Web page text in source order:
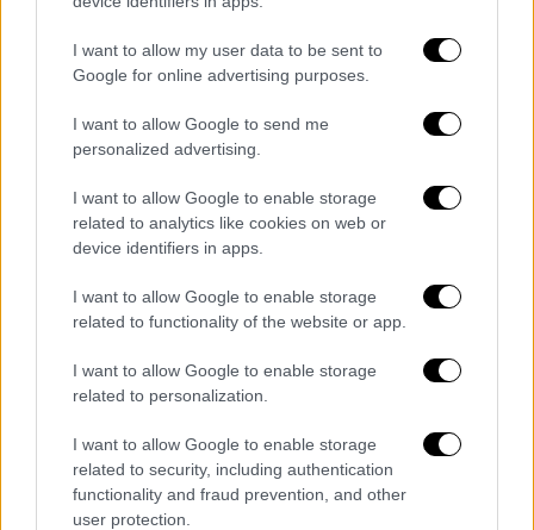
I want to allow my user data to be sent to
Google for online advertising purposes.
I want to allow Google to send me
personalized advertising.
I want to allow Google to enable storage
related to analytics like cookies on web or
device identifiers in apps.
I want to allow Google to enable storage
related to functionality of the website or app.
I want to allow Google to enable storage
related to personalization.
I want to allow Google to enable storage
related to security, including authentication
functionality and fraud prevention, and other
user protection.
Ελλάδα|04.10.2024 15:58
Σαρωτικές αλλαγές στη στρατιωτική
θητεία - Τι γίνεται με τις εφεδρείες και
την εθελοντική στράτευση γυναικών
Αλλαγές στην στρατιωτική θητεία μέσα
στους επόμενους 24 μήνες ανακοίνωσε ο
υπουργός Εθνικής Άμυνας Νίκος Δένδιας
στη Θήβα